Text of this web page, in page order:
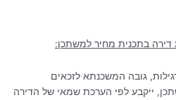
בתכנית מחיר למשתכן:
גובה המשכנתא לזכאים
ייקבע לפי הערכת שמאי של הדירה